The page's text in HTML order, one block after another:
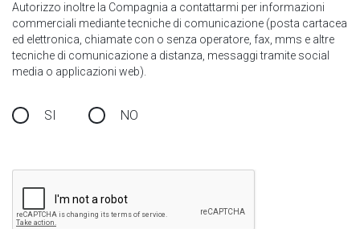
Autorizzo inoltre la Compagnia a contattarmi per informazioni
commerciali mediante tecniche di comunicazione (posta cartacea
ed elettronica, chiamate con o senza operatore, fax, mms e altre
tecniche di comunicazione a distanza, messaggi tramite social
media o applicazioni web).
SI NO